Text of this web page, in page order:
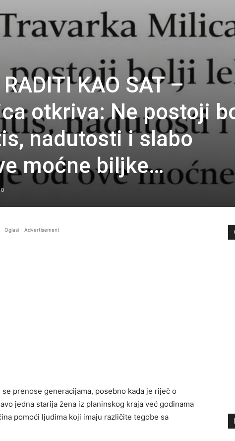
RADITI KAO SAT –
otkriva: Ne postoji
nadutosti i slabo
moćne biljke…
0
Oglasi - Advertisement
prenose generacijama, posebno kada je riječ o
jedna starija žena iz planinskog kraja već godinama
pomoći ljudima koji imaju različite tegobe sa